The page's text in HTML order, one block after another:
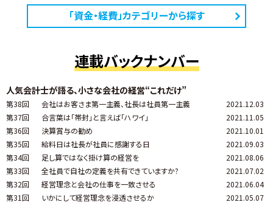
「資金・経費」カテゴリーから探す
連載バックナンバー
人気会計士が語る、小さな会社の経営“これだけ”
第38回 会社はお客さま第一主義、社長は社員第一主義
2021.12.03
第37回
合言葉は「帯封」と言えば「ハワイ」
2021.11.05
第36回
決算賞与の勧め
2021.10.01
第35回
給料日は社長が社員に感謝する日
2021.09.03
第34回
足し算ではなく掛け算の経営を
2021.08.06
第33回
全社員で自社の定義を共有できていますか?
2021.07.02
第32回
経営理念と会社の仕事を一致させる
2021.06.04
第31回
いかにして経営理念を浸透させるか
2021.05.07